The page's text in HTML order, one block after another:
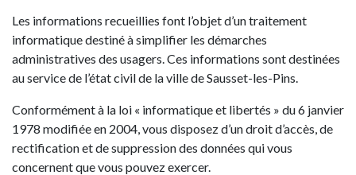
Les informations recueillies font l’objet d’un traitement
informatique destiné à simplifier les démarches
administratives des usagers. Ces informations sont destinées
au service de l’état civil de la ville de Sausset-les-Pins.
Conformément à la loi « informatique et libertés » du 6 janvier
1978 modifiée en 2004, vous disposez d’un droit d’accès, de
rectification et de suppression des données qui vous
concernent que vous pouvez exercer.